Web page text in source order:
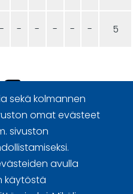
- - - - - - 5
sekä kolmannen
omat evästeet
sivuston
avulla
käytöstä